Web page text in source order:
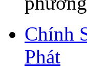
Chính
Phát